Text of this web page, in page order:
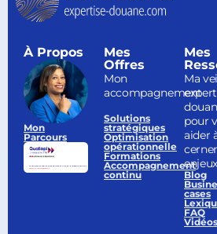
À Propos
Mon
Parcours
Mes
Offres
Mon
accompagnement
Solutions
stratégiques
Optimisation
opérationnelle
Formations
Accompagnement
continu
Mes
Ma
pour
aider
enjeux
Blog
cases
FAQ
Vidéos